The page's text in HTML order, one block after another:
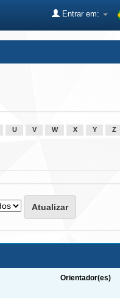
Entrar em:
U V W X Y Z
Orientador(es)